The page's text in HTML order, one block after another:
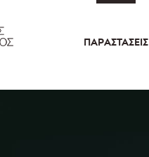
ΠΑΡΑΣΤΆΣΕΙΣ